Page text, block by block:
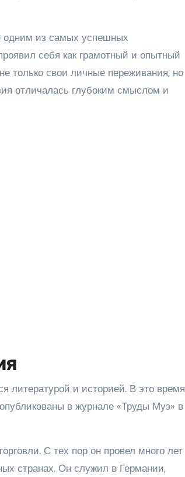
одним из самых успешных
себя как грамотный и опытный
только свои личные переживания, но
отличалась глубоким смыслом и
литературой и историей. В это время
в журнале «Труды Муз» в
С тех пор он провел много лет
странах. Он служил в Германии,